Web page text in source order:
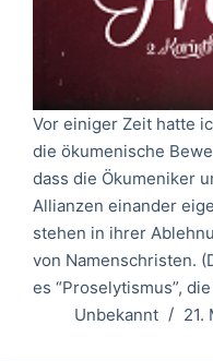
Vor einiger Zeit hatte
die ökumenische
dass die Ökumeniker
Allianzen einander
stehen in ihrer
von Namenschristen.
es “Proselytismus”,
Unbekannt
21.